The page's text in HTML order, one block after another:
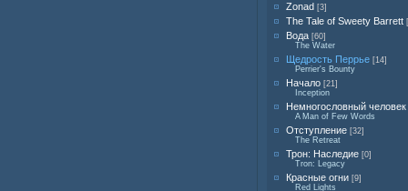
Zonad [3]
The Tale of Sweety Barrett
Вода [60]
The Water
Щедрость Перрье [14]
Perrier's Bounty
Начало [21]
Inception
Немногословный человек
A Man of Few Words
Отступление [32]
The Retreat
Трон: Наследие [0]
Tron: Legacy
Красные огни [9]
Red Lights